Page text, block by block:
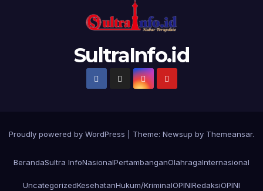
SultraInfo.id
Proudly powered by WordPress Theme: Newsup by Themeansar.
BerandaSultra InfoNasionalPertambanganOlahragaInternasional
UncategorizedKesehatanHukum/KriminalOPINIRedaksiOPINI